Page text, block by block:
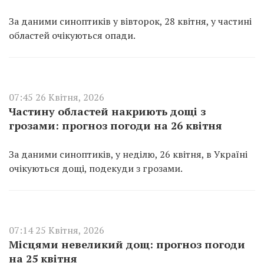
За даними синоптиків у вівторок, 28 квітня, у частині
областей очікуються опади.
07:45 26 Квітня, 2026
Частину областей накриють дощі з
грозами: прогноз погоди на 26 квітня
За даними синоптиків, у неділю, 26 квітня, в Україні
очікуються дощі, подекуди з грозами.
07:14 25 Квітня, 2026
Місцями невеликий дощ: прогноз погоди
на 25 квітня